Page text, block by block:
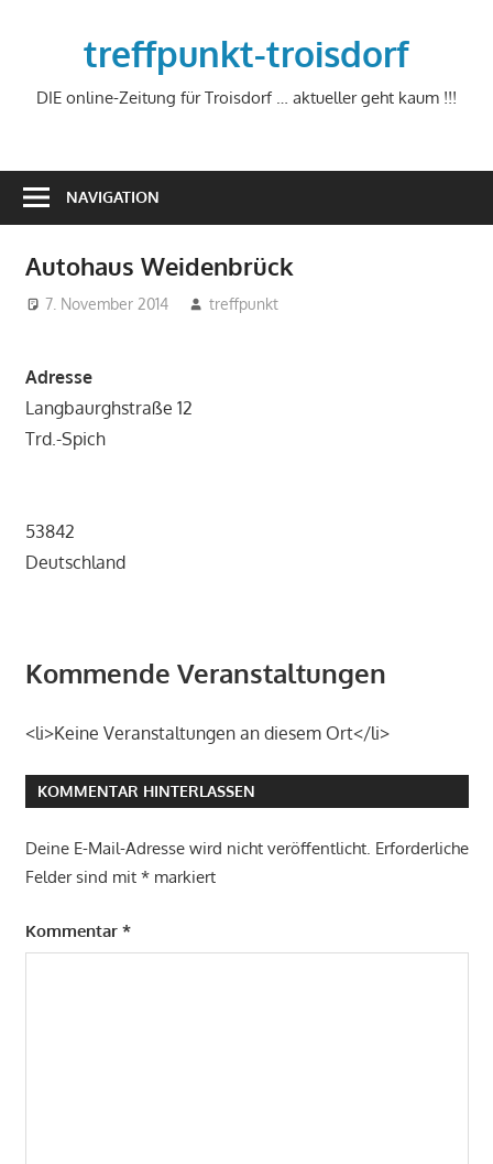
treffpunkt-troisdorf
DIE online-Zeitung für Troisdorf … aktueller geht kaum !!!
NAVIGATION
Autohaus Weidenbrück
7. November 2014 treffpunkt
Adresse
Langbaurghstraße 12
Trd.-Spich
53842
Deutschland
Kommende Veranstaltungen
<li>Keine Veranstaltungen an diesem Ort</li>
KOMMENTAR HINTERLASSEN
Deine E-Mail-Adresse wird nicht veröffentlicht. Erforderliche
Felder sind mit *markiert
Kommentar *